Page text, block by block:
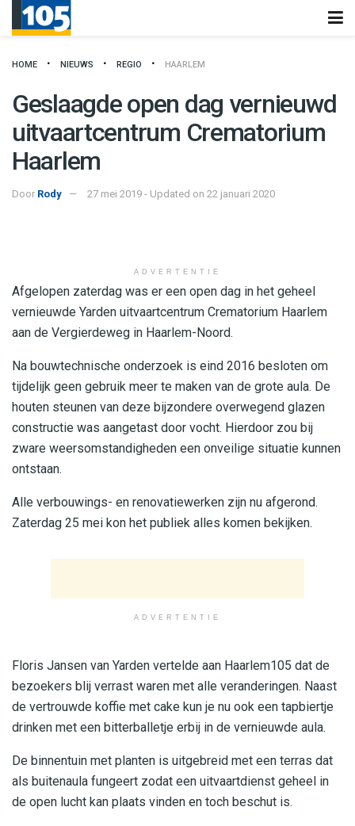
HOME NIEUWS REGIO HAARLEM
Geslaagde open dag vernieuwd
uitvaartcentrum Crematorium
Haarlem
Door Rody 27 mei 2019 - Updated on 22 januari 2020
ADVERTENTIE
Afgelopen zaterdag was er een open dag in het geheel
vernieuwde Yarden uitvaartcentrum Crematorium Haarlem
aan de Vergierdeweg in Haarlem-Noord.
Na bouwtechnische onderzoek is eind 2016 besloten om
tijdelijk geen gebruik meer te maken van de grote aula. De
houten steunen van deze bijzondere overwegend glazen
constructie was aangetast door vocht. Hierdoor zou bij
zware weersomstandigheden een onveilige situatie kunnen
ontstaan.
Alle verbouwings- en renovatiewerken zijn nu afgerond.
Zaterdag 25 mei kon het publiek alles komen bekijken.
ADVERTENTIE
Floris Jansen van Yarden vertelde aan Haarlem105 dat de
bezoekers blij verrast waren met alle veranderingen. Naast
de vertrouwde koffie met cake kun je nu ook een tapbiertje
drinken met een bitterballetje erbij in de vernieuwde aula.
De binnentuin met planten is uitgebreid met een terras dat
als buitenaula fungeert zodat een uitvaartdienst geheel in
de open lucht kan plaats vinden en toch beschut is.